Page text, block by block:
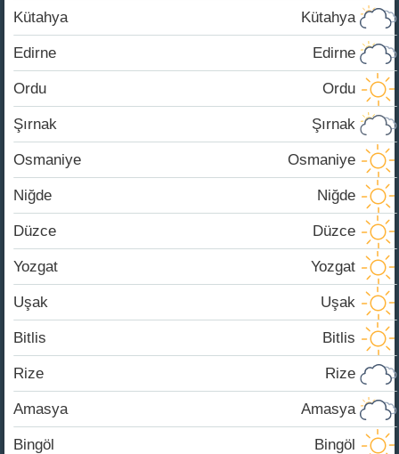
Kütahya Kütahya
Edirne Edirne
Ordu Ordu
Şırnak Şırnak
Osmaniye Osmaniye
Niğde Niğde
Düzce Düzce
Yozgat Yozgat
Uşak Uşak
Bitlis Bitlis
Rize Rize
Amasya Amasya
Bingöl Bingöl